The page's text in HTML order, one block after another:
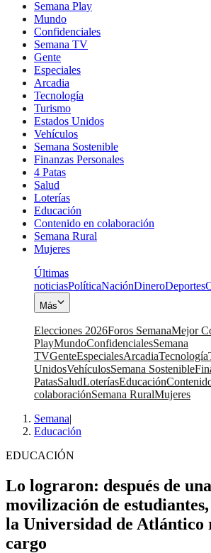
Semana Play
Mundo
Confidenciales
Semana TV
Gente
Especiales
Arcadia
Tecnología
Turismo
Estados Unidos
Vehículos
Semana Sostenible
Finanzas Personales
4 Patas
Salud
Loterías
Educación
Contenido en colaboración
Semana Rural
Mujeres
Últimas
noticiasPolíticaNaciónDineroDeportes
Más
Elecciones 2026Foros SemanaMejor
PlayMundoConfidencialesSemana
TVGenteEspecialesArcadiaTecnología
UnidosVehículosSemana Sostenible
PatasSaludLoteríasEducación
colaboraciónSemana RuralMujeres
Semana|
Educación
EDUCACIÓN
Lo lograron: después de
movilización de
la Universidad de Atlántico
cargo